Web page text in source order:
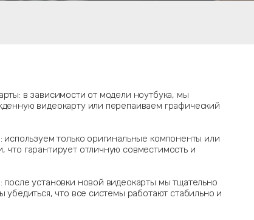
в зависимости от модели ноутбука, мы
видеокарту или перепаиваем графический
используем только оригинальные компоненты или
что гарантирует отличную совместимость и
установки новой видеокарты мы тщательно
убедиться, что все системы работают стабильно и